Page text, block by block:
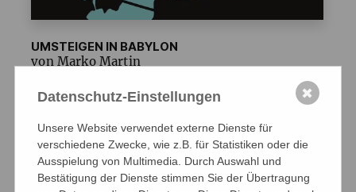
UMSTEIGEN IN BABYLON
von Marko Martin
Klappenbroschur, 240 Seiten
Veröffentlchung: August 2016
Zum Buch im Salzgeber.Shop
Datenschutz-Einstellungen
Unsere Website verwendet externe Dienste für
verschiedene Zwecke, wie z.B. für Statistiken oder die
Ausspielung von Multimedia. Durch Auswahl und
Bestätigung der Dienste stimmen Sie der Übertragung
✖